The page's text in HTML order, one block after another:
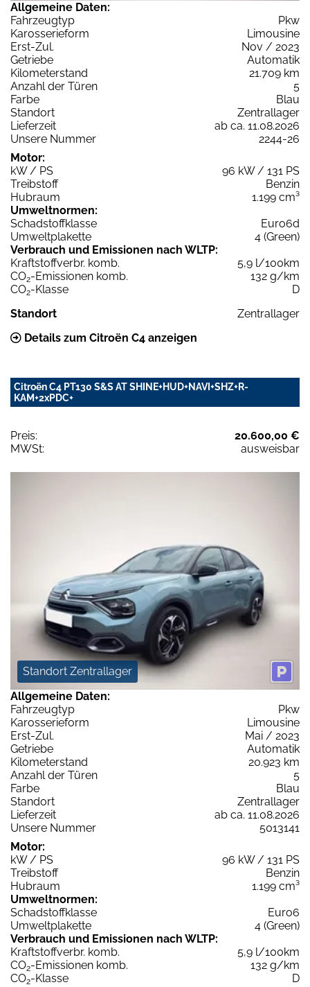
Allgemeine Daten:
Fahrzeugtyp
Pkw
Karosserieform
Limousine
Erst-Zul.
Nov / 2023
Getriebe
Automatik
Kilometerstand
21.709 km
Anzahl der Türen
5
Farbe
Blau
Standort
Zentrallager
Lieferzeit
ab ca. 11.08.2026
Unsere Nummer
2244-26
Motor:
kW / PS
96 kW / 131 PS
Treibstoff
Benzin
Hubraum
1.199 cm³
Umweltnormen:
Schadstoffklasse
Euro6d
Umweltplakette
4 (Green)
Verbrauch und Emissionen nach WLTP:
Kraftstoffverbr. komb.
5,9 l/100km
CO2-Emissionen komb.
132 g/km
CO2-Klasse
D
Standort
Zentrallager
Details zum Citroën C4 anzeigen
Citroën C4 PT130 S&S AT SHINE+HUD+NAVI+SHZ+R-
KAM+2xPDC+
Preis:
20.600,00 €
MWSt:
ausweisbar
Standort Zentrallager
Allgemeine Daten:
Fahrzeugtyp
Pkw
Karosserieform
Limousine
Erst-Zul.
Mai / 2023
Getriebe
Automatik
Kilometerstand
20.923 km
Anzahl der Türen
5
Farbe
Blau
Standort
Zentrallager
Lieferzeit
ab ca. 11.08.2026
Unsere Nummer
5013141
Motor:
kW / PS
96 kW / 131 PS
Treibstoff
Benzin
Hubraum
1.199 cm³
Umweltnormen:
Schadstoffklasse
Euro6
Umweltplakette
4 (Green)
Verbrauch und Emissionen nach WLTP:
Kraftstoffverbr. komb.
5,9 l/100km
CO2-Emissionen komb.
132 g/km
CO2-Klasse
D